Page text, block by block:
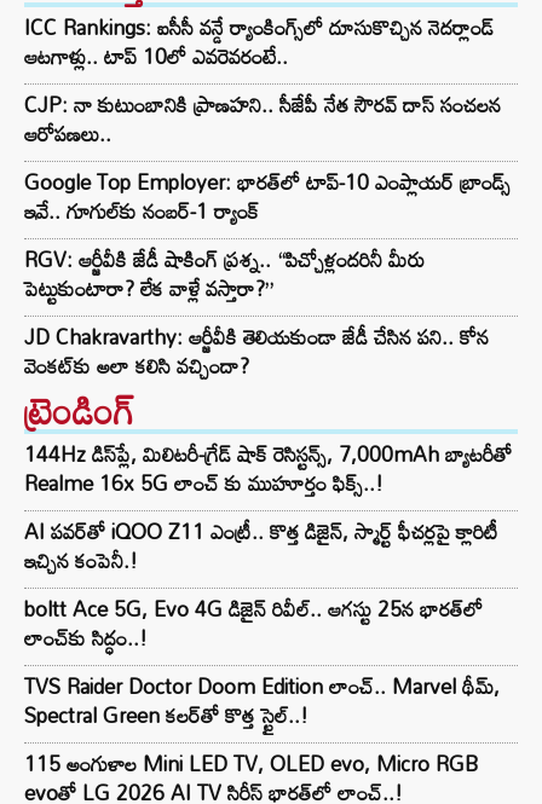
ICC Rankings: ఐసీసీ వన్డే ర్యాంకింగ్స్‌లో దూసుకొచ్చిన నెదర్లాండ్
ఆటగాళ్లు.. టాప్ 10లో ఎవరెవరంటే..
CJP: నా కుటుంబానికి ప్రాణహని.. సీజేపీ నేత సౌరవ్ దాస్ సంచలన
ఆరోపణలు..
Google Top Employer: భారత్‌లో టాప్-10 ఎంప్లాయర్ బ్రాండ్స్
ఇవే.. గూగుల్‌కు నంబర్-1 ర్యాంక్
RGV: ఆర్జీవీకి జేడీ షాకింగ్ ప్రశ్న.. “పిచ్చోళ్లందరినీ మీరు
పెట్టుకుంటారా? లేక వాళ్లే వస్తారా?”
JD Chakravarthy: ఆర్జీవీకి తెలియకుండా జేడీ చేసిన పని.. కోన
వెంకట్‌కు అలా కలిసి వచ్చిందా?
ట్రెండింగ్‌
144Hz డిస్‌ప్లే, మిలిటరీ-గ్రేడ్ షాక్ రెసిస్టన్స్, 7,000mAh బ్యాటరీతో
Realme 16x 5G లాంచ్ కు ముహూర్తం ఫిక్స్..!
AI పవర్‌తో iQOO Z11 ఎంట్రీ.. కొత్త డిజైన్, స్మార్ట్ ఫీచర్లపై క్లారిటీ
ఇచ్చిన కంపెనీ.!
boltt Ace 5G, Evo 4G డిజైన్ రివీల్.. ఆగస్టు 25న భారత్‌లో
లాంచ్‌కు సిద్ధం..!
TVS Raider Doctor Doom Edition లాంచ్.. Marvel థీమ్,
Spectral Green కలర్‌తో కొత్త స్టైల్..!
115 అంగుళాల Mini LED TV, OLED evo, Micro RGB
evoతో LG 2026 AI TV సిరీస్ భారత్‌లో లాంచ్..!